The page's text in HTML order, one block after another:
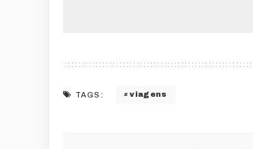
TAGS: viagens